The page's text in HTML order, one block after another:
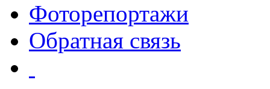
Фоторепортажи
Обратная связь